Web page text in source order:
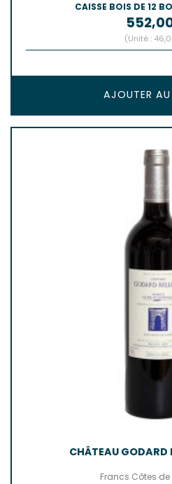
CAISSE BOIS DE 12
Prix
(Unité :
AJOUTER AU
CHÂTEAU GODARD
Francs Côtes